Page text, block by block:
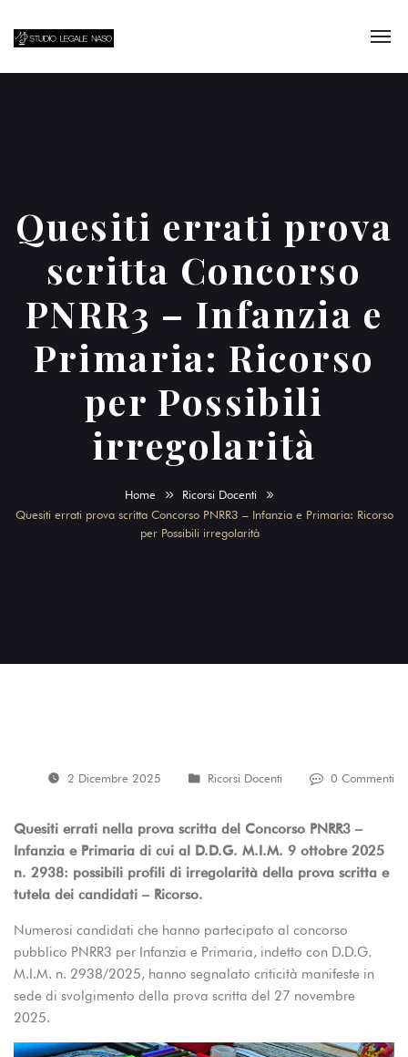
Quesiti errati prova
scritta Concorso
PNRR3 – Infanzia e
Primaria: Ricorso
per Possibili
irregolarità
Home
Ricorsi Docenti
Quesiti errati prova scritta Concorso PNRR3 – Infanzia e Primaria: Ricorso
per Possibili irregolarità
2 Dicembre 2025 Ricorsi Docenti 0 Commenti
Quesiti errati nella prova scritta del Concorso PNRR3 –
Infanzia e Primaria di cui al D.D.G. M.I.M. 9 ottobre 2025
n. 2938: possibili profili di irregolarità della prova scritta e
tutela dei candidati – Ricorso.
Numerosi candidati che hanno partecipato al concorso
pubblico PNRR3 per Infanzia e Primaria, indetto con D.D.G.
M.I.M. n. 2938/2025, hanno segnalato criticità manifeste in
sede di svolgimento della prova scritta del 27 novembre
2025.